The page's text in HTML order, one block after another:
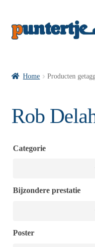
Home Producten
Rob
Categorie
Bijzondere prestatie
Poster